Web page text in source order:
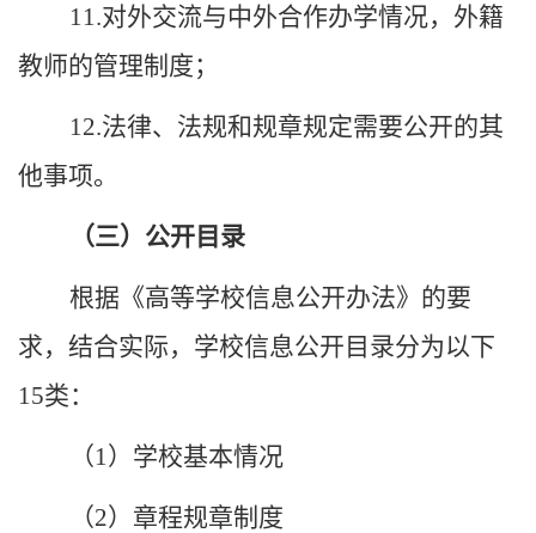
11.对外交流与中外合作办学情况，外籍
教师的管理制度；
12.法律、法规和规章规定需要公开的其
他事项。
（三）公开目录
根据《高等学校信息公开办法》的要
求，结合实际， 学校信息公开目录分为以下
15类：
（1） 学校基本情况
（2）章程规章制度